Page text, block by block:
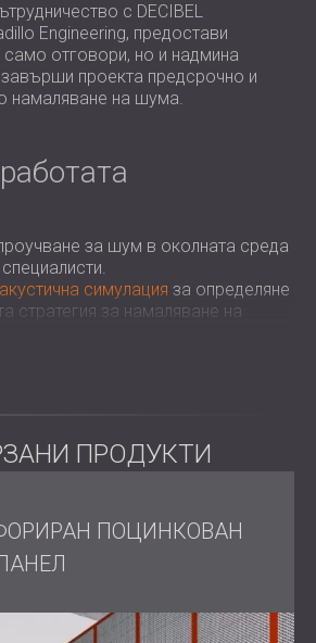
с DECIBEL
Engineering, предостави
отговори, но и надмина
завърши проекта предсрочно и
намаляване на шума.
за шум в околната среда
акустична симулация за определяне
стратегия за намаляване на
бариера, използвайки PZP
на инженерните и строителните
Engineering.
бариера в
на шума от 20dB
на проекта.
ПРОДУКТИ
ПОЦИНКОВАН